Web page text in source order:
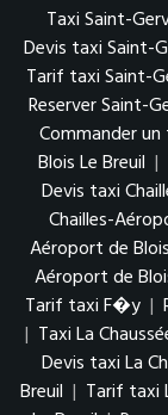
Taxi Saint-
Devis taxi Saint-
Tarif taxi Saint-
Reserver Saint-
Commander
Blois Le Breuil |
Devis taxi
Chailles-
Aéroport de
Aéroport de
Tarif taxi F�y |
| Taxi La
Devis taxi La
Breuil | Tarif taxi